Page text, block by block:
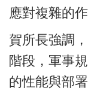
應對複雜的作
賀所長強調
階段，軍事
的性能與部